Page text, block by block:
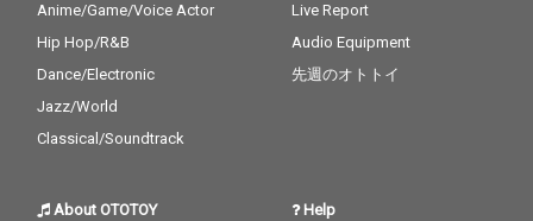
なった。 それぞれの個
性が交差することで生
ve」は、両者の新たな
Anime/Game/Voice Actor
Hip Hop/R&B
Dance/Electronic
Jazz/World
Classical/Soundtrack
Live Report
Audio Equipment
先週のオトトイ
About OTOTOY Help